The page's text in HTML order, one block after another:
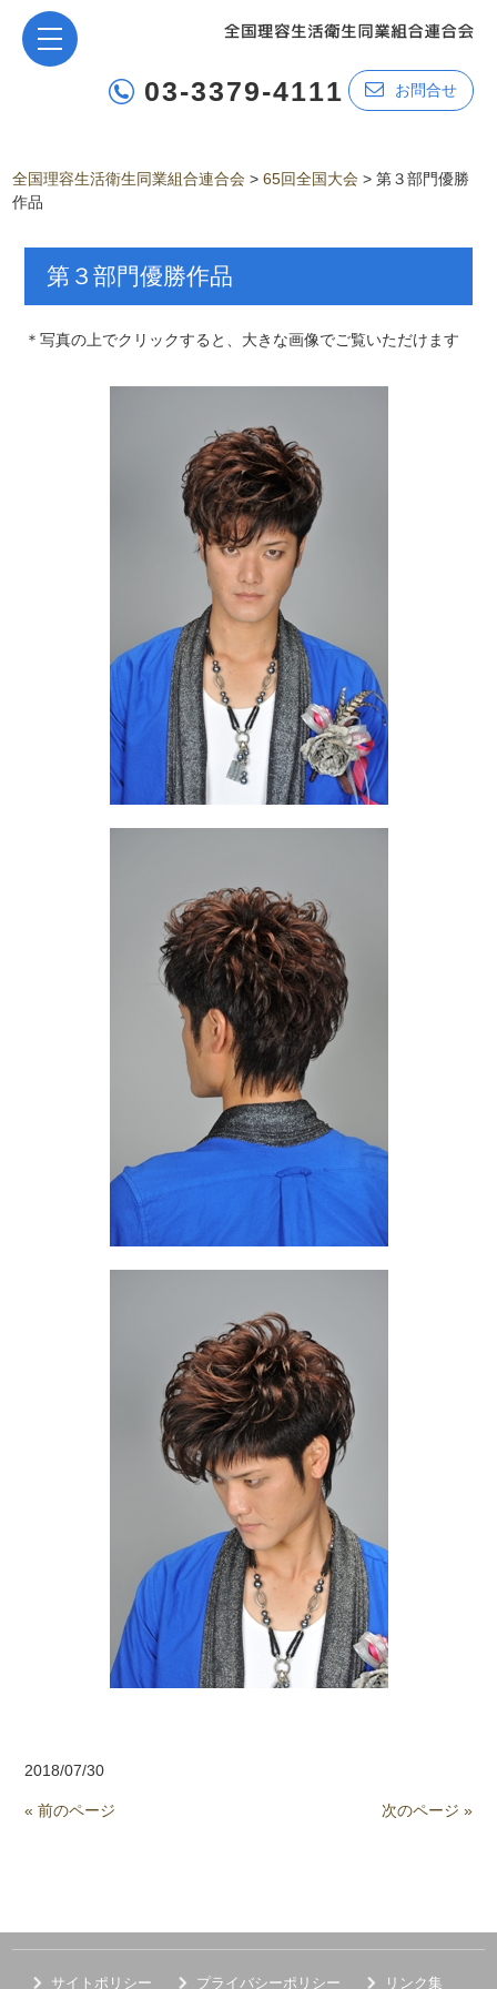
03-3379-4111 お問合せ
全国理容生活衛生同業組合連合会 >65回全国大会 >第３部門優勝
作品
第３部門優勝作品
＊写真の上でクリックすると、大きな画像でご覧いただけます
2018/07/30
« 前のページ 次のページ »
サイトポリシー プライバシーポリシー リンク集